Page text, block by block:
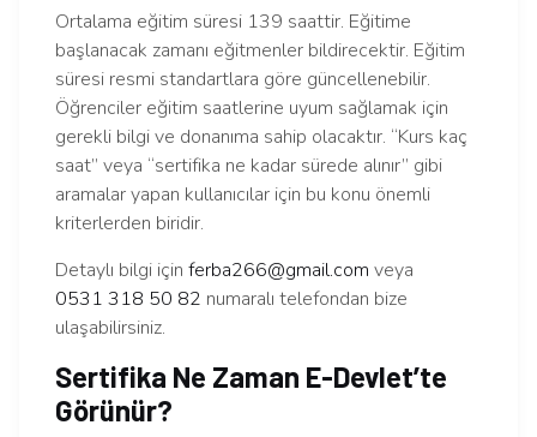
Ortalama eğitim süresi 139 saattir. Eğitime
başlanacak zamanı eğitmenler bildirecektir. Eğitim
süresi resmi standartlara göre güncellenebilir.
Öğrenciler eğitim saatlerine uyum sağlamak için
gerekli bilgi ve donanıma sahip olacaktır. “Kurs kaç
saat” veya “sertifika ne kadar sürede alınır” gibi
aramalar yapan kullanıcılar için bu konu önemli
kriterlerden biridir.
Detaylı bilgi için ferba266@gmail.com veya
0531 318 50 82 numaralı telefondan bize
ulaşabilirsiniz.
Sertifika Ne Zaman E-Devlet’te
Görünür?